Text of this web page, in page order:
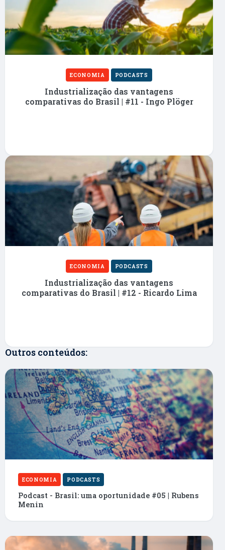
ECONOMIA PODCASTS
Industrialização das vantagens
comparativas do Brasil | #11 - Ingo Plöger
ECONOMIA PODCASTS
Industrialização das vantagens
comparativas do Brasil | #12 - Ricardo Lima
Outros conteúdos:
ECONOMIA PODCASTS
Podcast - Brasil: uma oportunidade #05 | Rubens
Menin